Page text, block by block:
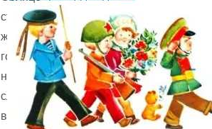
стало
жарким,
голубое
небо
слегка
выгорело,